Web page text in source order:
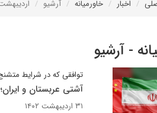
اخبار خاورمیانه آرشیو اردیبهشت
- آرشیو
توافقی که در شرایط
آشتی عربستان و
۳۱ اردیبهشت ۱۴۰۲